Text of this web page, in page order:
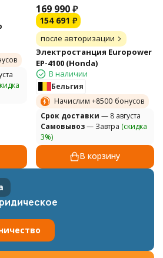
169 990 ₽
154 691 ₽
после авторизации
Электростанция Europower
EP-4100 (Honda)
В наличии
Бельгия
Начислим +8500 бонусов
Cрок доставки — 8 августа
Самовывоз— Завтра (скидка
3%)
В корзину